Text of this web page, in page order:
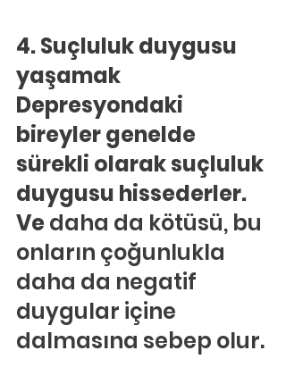
4. Suçluluk duygusu
yaşamak
Depresyondaki
bireyler genelde
sürekli olarak suçluluk
duygusu hissederler.
Ve daha da kötüsü, bu
onların çoğunlukla
daha da negatif
duygular içine
dalmasına sebep olur.